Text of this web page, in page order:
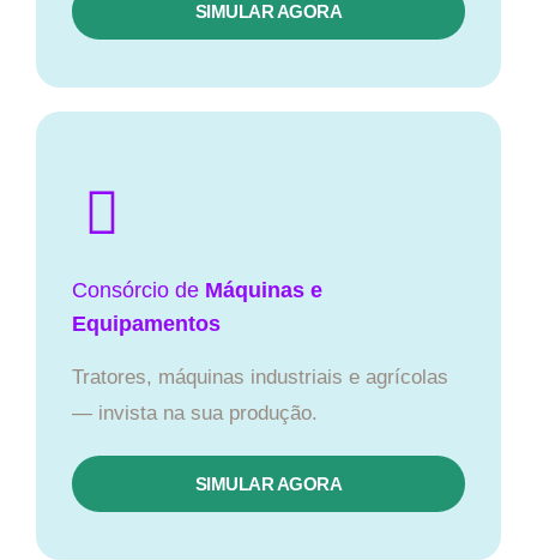
SIMULAR AGORA
Consórcio de Máquinas e
Equipamentos
Tratores, máquinas industriais e agrícolas
— invista na sua produção.
SIMULAR AGORA